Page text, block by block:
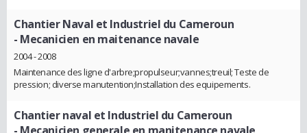
Chantier Naval et Industriel du Cameroun
- Mecanicien en maitenance navale
2004 - 2008
Maintenance des ligne d'arbre;propulseur;vannes;treuil; Teste de
pression; diverse manutention;Installation des equipements.
Chantier naval et Industriel du Cameroun